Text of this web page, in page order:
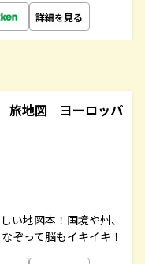
詳細を見る
旅地図 ヨーロッパ
い地図本！国境や州、
ぞって脳もイキイキ！